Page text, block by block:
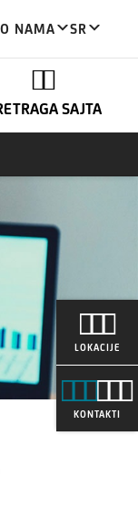
O NAMA SR
SAJTA
LOKACIJE
KONTAKTI